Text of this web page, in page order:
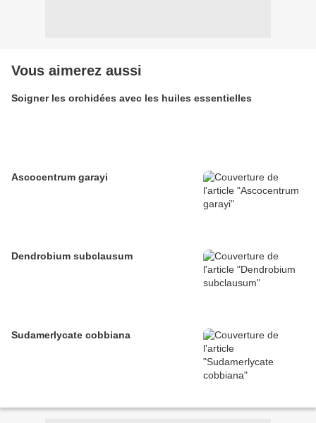
Vous aimerez aussi
Soigner les orchidées avec les huiles essentielles
Ascocentrum garayi
Dendrobium subclausum
Sudamerlycate cobbiana